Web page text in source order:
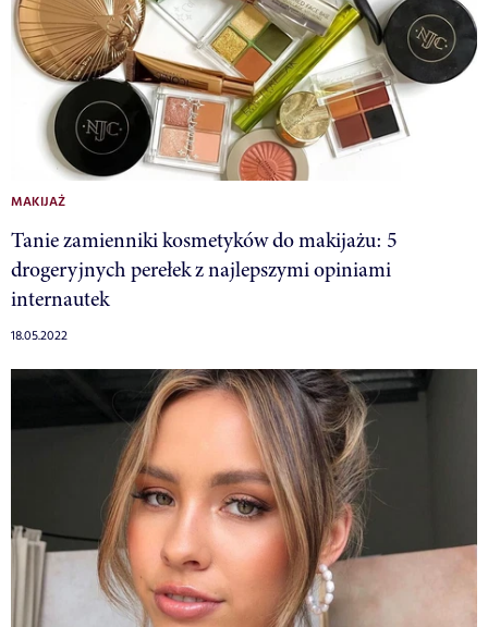
MAKIJAŻ
Tanie zamienniki kosmetyków do makijażu: 5
drogeryjnych perełek z najlepszymi opiniami
internautek
18.05.2022